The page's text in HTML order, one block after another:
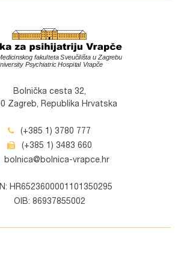
Bolnička cesta 32,
Zagreb, Republika Hrvatska
(+385 1) 3780 777
(+385 1) 3483 660
bolnica@bolnica-vrapce.hr
HR6523600001101350295
OIB: 86937855002